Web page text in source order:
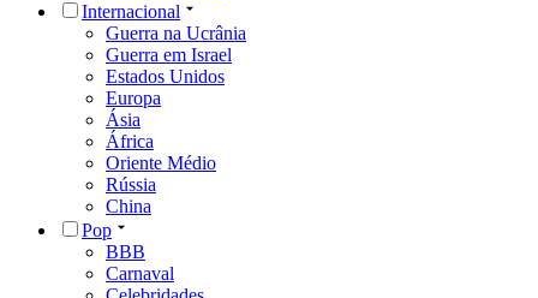
Internacional
Guerra na Ucrânia
Guerra em Israel
Estados Unidos
Europa
Ásia
África
Oriente Médio
Rússia
China
Pop
BBB
Carnaval